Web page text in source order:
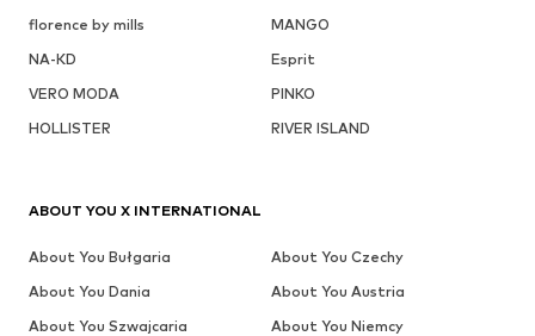
florence by mills
MANGO
NA-KD
Esprit
VERO MODA
PINKO
HOLLISTER
RIVER ISLAND
ABOUT YOU X INTERNATIONAL
About You Bułgaria
About You Czechy
About You Dania
About You Austria
About You Szwajcaria
About You Niemcy